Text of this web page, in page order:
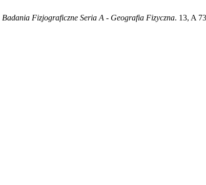
Badania Fizjograficzne Seria A - Geografia Fizyczna. 13, A